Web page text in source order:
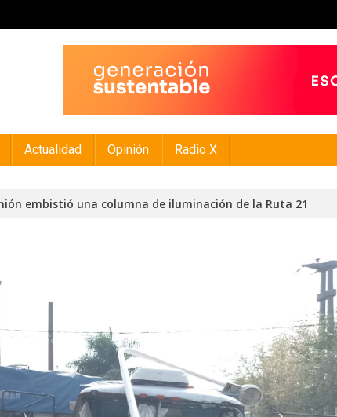
Actualidad Opinión Radio X
embistió una columna de iluminación de la Ruta 21